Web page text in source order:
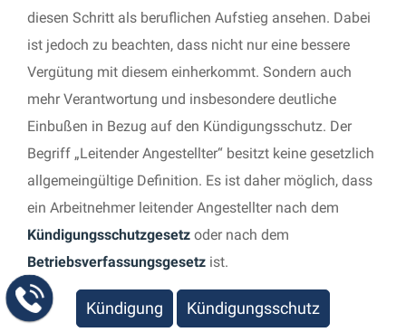
diesen Schritt als beruflichen Aufstieg ansehen. Dabei
ist jedoch zu beachten, dass nicht nur eine bessere
Vergütung mit diesem einherkommt. Sondern auch
mehr Verantwortung und insbesondere deutliche
Einbußen in Bezug auf den Kündigungsschutz. Der
Begriff „Leitender Angestellter“ besitzt keine gesetzlich
allgemeingültige Definition. Es ist daher möglich, dass
ein Arbeitnehmer leitender Angestellter nach dem
Kündigungsschutzgesetz oder nach dem
Betriebsverfassungsgesetz ist.
Kündigung Kündigungsschutz